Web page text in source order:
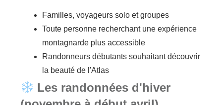
Familles, voyageurs solo et groupes
Toute personne recherchant une expérience
montagnarde plus accessible
Randonneurs débutants souhaitant découvrir
la beauté de l'Atlas
Les randonnées d'hiver